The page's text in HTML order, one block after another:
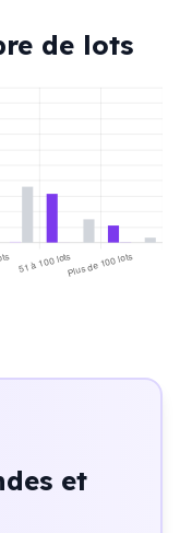
de lots
51 à 100 lotsPlus de 100 lots
et